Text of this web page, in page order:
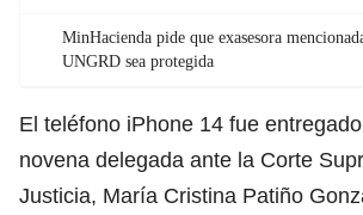
MinHacienda pide que exasesora
UNGRD sea protegida
El teléfono iPhone 14 fue
novena delegada ante la Corte
Justicia, María Cristina Patiño